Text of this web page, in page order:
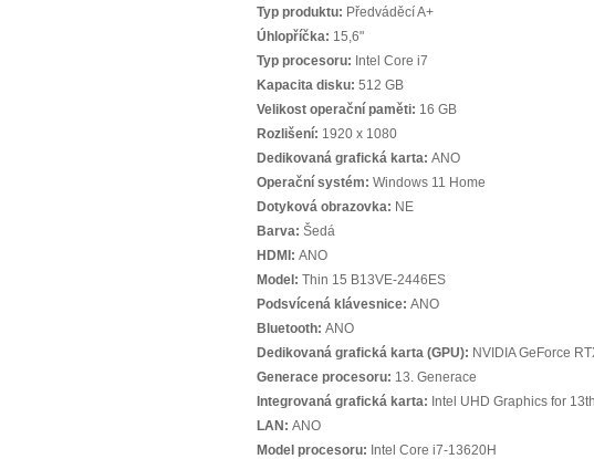
Typ produktu: Předváděcí A+
Úhlopříčka: 15,6"
Typ procesoru: Intel Core i7
Kapacita disku: 512 GB
Velikost operační paměti: 16 GB
Rozlišení: 1920 x 1080
Dedikovaná grafická karta: ANO
Operační systém: Windows 11 Home
Dotyková obrazovka: NE
Barva: Šedá
HDMI: ANO
Model: Thin 15 B13VE-2446ES
Podsvícená klávesnice: ANO
Bluetooth: ANO
Dedikovaná grafická karta (GPU): NVIDIA GeForce
Generace procesoru: 13. Generace
Integrovaná grafická karta: Intel UHD Graphics for
LAN: ANO
Model procesoru: Intel Core i7-13620H